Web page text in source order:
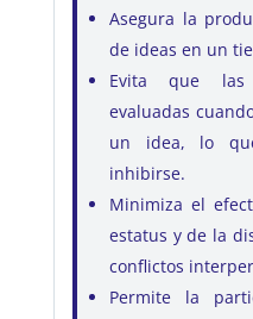
Asegura la
de ideas en un
Evita que las
evaluadas
un idea, lo
inhibirse.
Minimiza el
estatus y de la
conflictos
Permite la